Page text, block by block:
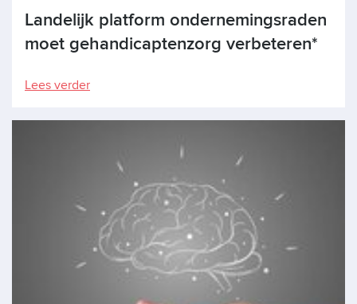
Landelijk platform ondernemingsraden
moet gehandicaptenzorg verbeteren*
Lees verder